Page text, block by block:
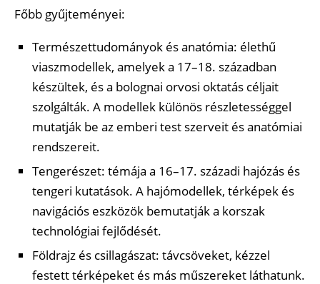
Főbb gyűjteményei:
Természettudományok és anatómia: élethű
viaszmodellek, amelyek a 17–18. században
készültek, és a bolognai orvosi oktatás céljait
szolgálták. A modellek különös részletességgel
mutatják be az emberi test szerveit és anatómiai
rendszereit.
Tengerészet: témája a 16–17. századi hajózás és
tengeri kutatások. A hajómodellek, térképek és
navigációs eszközök bemutatják a korszak
technológiai fejlődését.
Földrajz és csillagászat: távcsöveket, kézzel
festett térképeket és más műszereket láthatunk.